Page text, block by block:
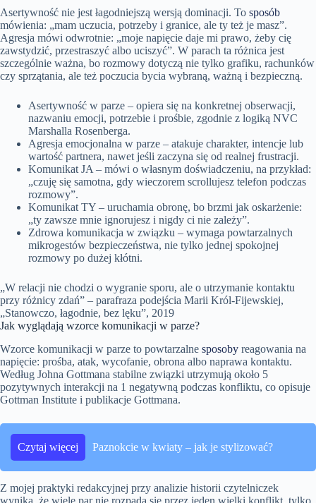
Asertywność nie jest łagodniejszą wersją dominacji. To sposób
mówienia: „mam uczucia, potrzeby i granice, ale ty też je masz”.
Agresja mówi odwrotnie: „moje napięcie daje mi prawo, żeby cię
zawstydzić, przestraszyć albo uciszyć”. W parach ta różnica jest
szczególnie ważna, bo rozmowy dotyczą nie tylko grafiku, rachunków
czy sprzątania, ale też poczucia bycia wybraną, ważną i bezpieczną.
Asertywność w parze – opiera się na konkretnej obserwacji,
nazwaniu emocji, potrzebie i prośbie, zgodnie z logiką NVC
Marshalla Rosenberga.
Agresja emocjonalna w parze – atakuje charakter, intencje lub
wartość partnera, nawet jeśli zaczyna się od realnej frustracji.
Komunikat JA – mówi o własnym doświadczeniu, na przykład:
„czuję się samotna, gdy wieczorem scrollujesz telefon podczas
rozmowy”.
Komunikat TY – uruchamia obronę, bo brzmi jak oskarżenie:
„ty zawsze mnie ignorujesz i nigdy ci nie zależy”.
Zdrowa komunikacja w związku – wymaga powtarzalnych
mikrogestów bezpieczeństwa, nie tylko jednej spokojnej
rozmowy po dużej kłótni.
„W relacji nie chodzi o wygranie sporu, ale o utrzymanie kontaktu
przy różnicy zdań” – parafraza podejścia Marii Król-Fijewskiej,
„Stanowczo, łagodnie, bez lęku”, 2019
Jak wyglądają wzorce komunikacji w parze?
Wzorce komunikacji w parze to powtarzalne sposoby reagowania na
napięcie: prośba, atak, wycofanie, obrona albo naprawa kontaktu.
Według Johna Gottmana stabilne związki utrzymują około 5
pozytywnych interakcji na 1 negatywną podczas konfliktu, co opisuje
Gottman Institute i publikacje Gottmana.
Czytaj więcej Paznokcie w kwiaty – jak je stylizować?
Z mojej praktyki redakcyjnej przy analizie historii czytelniczek
wynika, że wiele par nie rozpada się przez jeden wielki konflikt, tylko